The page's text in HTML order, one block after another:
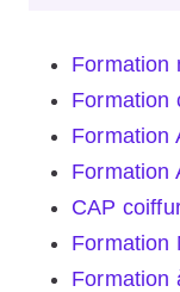
Formation
Formation
Formation
Formation
CAP
Formation
Formation